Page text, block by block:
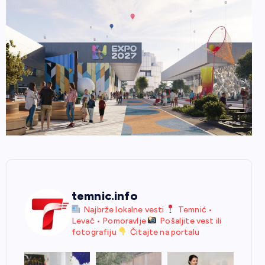
temnic.info
Najbrže lokalne vesti
Temnić •
Levač • Pomoravlje
Pošaljite vest ili
fotografiju
Čitajte na portalu